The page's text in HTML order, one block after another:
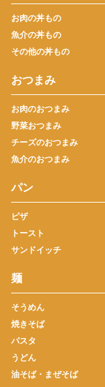
お肉の丼もの
魚介の丼もの
その他の丼もの
おつまみ
お肉のおつまみ
野菜おつまみ
チーズのおつまみ
魚介のおつまみ
パン
ピザ
トースト
サンドイッチ
麺
そうめん
焼きそば
パスタ
うどん
油そば・まぜそば